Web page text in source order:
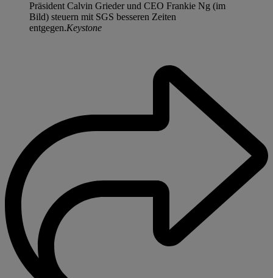
Präsident Calvin Grieder und CEO Frankie Ng (im
Bild) steuern mit SGS besseren Zeiten
entgegen.Keystone